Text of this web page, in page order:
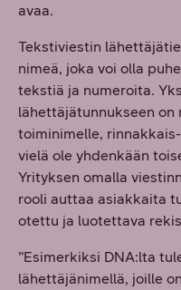
avaa.
Tekstiviestin
nimeä, joka voi olla
tekstiä ja numeroita.
lähettäjätunnukseen on
toiminimelle,
vielä ole yhdenkään
Yrityksen omalla
rooli auttaa asiakkaita
otettu ja luotettava
”Esimerkiksi DNA:lta
lähettäjänimellä, joille